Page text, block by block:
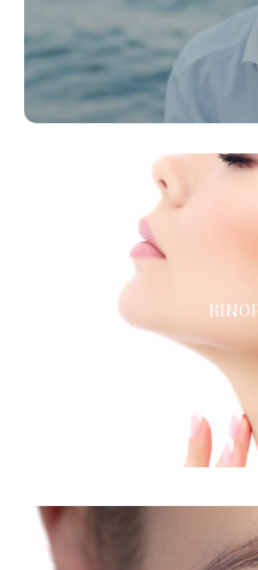
la ricrescita dei tuoi
La chirurgia